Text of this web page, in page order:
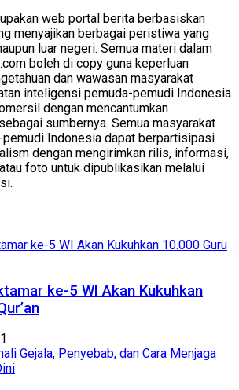
web portal berita berbasiskan
menyajikan berbagai peristiwa yang
luar negeri. Semua materi dalam
boleh di copy guna keperluan
dan wawasan masyarakat
inteligensi pemuda-pemudi Indonesia
dengan mencantumkan
sumbernya. Semua masyarakat
pemudi Indonesia dapat berpartisipasi
dengan mengirimkan rilis, informasi,
foto untuk dipublikasikan melalui
ke-5 WI Akan Kukuhkan